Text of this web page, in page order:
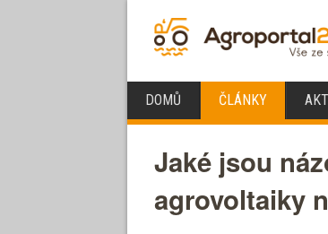
DOMŮ ČLÁNKY
Jaké jsou
agrovoltaiky